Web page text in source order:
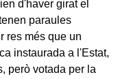
d'haver girat el
paraules
res més que un
instaurada a l'Estat,
però votada per la